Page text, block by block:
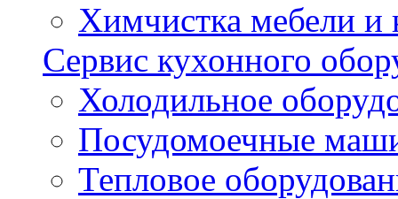
Химчистка мебели
Сервис кухонного
Холодильное
Посудомоечные
Тепловое